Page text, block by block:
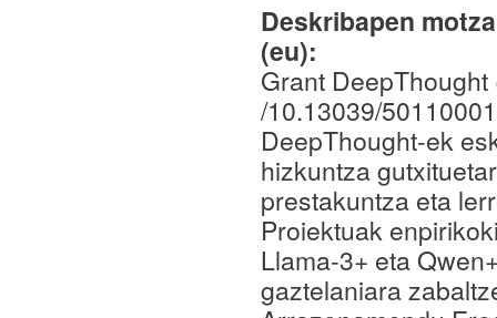
Deskribapen
(eu):
Grant
/10.13039/
DeepThought-ek
hizkuntza
prestakuntza eta
Proiektuak
Llama-3+ eta
gaztelaniara